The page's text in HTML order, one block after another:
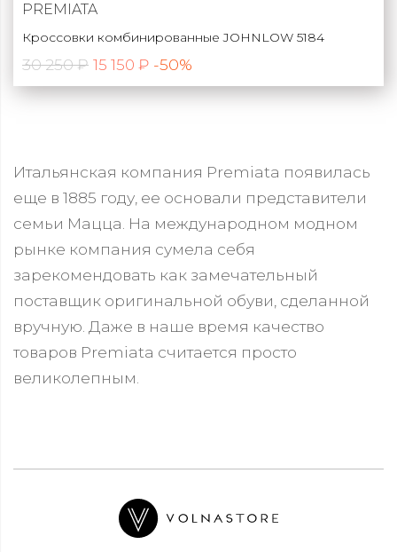
PREMIATA
Кроссовки комбинированные JOHNLOW 5184
30 250 ₽ 15 150 ₽ -50%
Итальянская компания Premiata появилась
еще в 1885 году, ее основали представители
семьи Мацца. На международном модном
рынке компания сумела себя
зарекомендовать как замечательный
поставщик оригинальной обуви, сделанной
вручную. Даже в наше время качество
товаров Premiata считается просто
великолепным.